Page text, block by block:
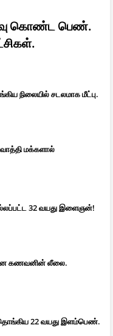
கொண்ட பெண்.
நிலையில் சடலமாக மீட்பு.
மக்களால்
32 வயது இளைஞன்!
கணவனின் லீலை.
22 வயது இளம்பெண்.